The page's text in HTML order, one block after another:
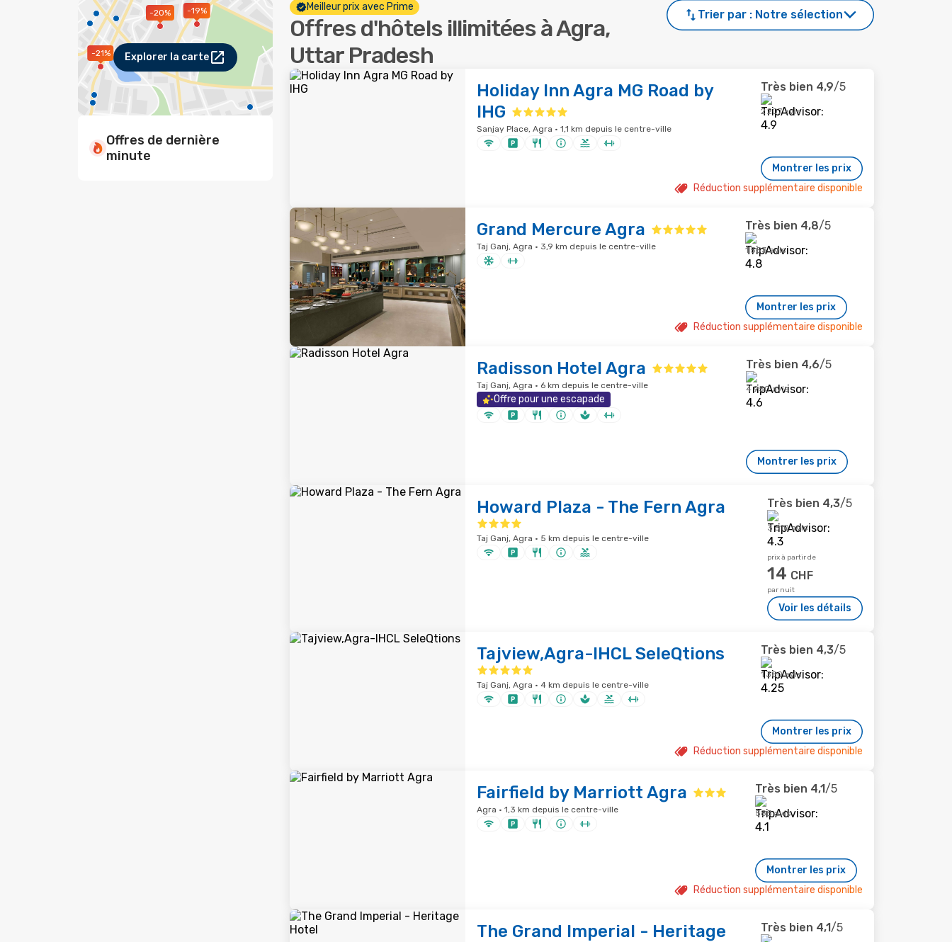
-20%
-21%
-19%
Explorer la carte
Offres de dernière
minute
Meilleur prix avec Prime
Offres d'hôtels illimitées à Agra,
Uttar Pradesh
Trier par : Notre sélection
Holiday Inn Agra MG Road by
IHG
Sanjay Place, Agra · 1,1 km depuis le centre-ville
Très bien 4,9/5
2 207 avis
Montrer les prix
Réduction supplémentaire disponible
Grand Mercure Agra
Taj Ganj, Agra · 3,9 km depuis le centre-ville
Très bien 4,8/5
1 553 avis
Montrer les prix
Réduction supplémentaire disponible
Radisson Hotel Agra
Taj Ganj, Agra · 6 km depuis le centre-ville
Offre pour une escapade
Très bien 4,6/5
4 950 avis
Montrer les prix
Howard Plaza - The Fern Agra
Taj Ganj, Agra · 5 km depuis le centre-ville
Très bien 4,3/5
3 310 avis
prix à partir de
14 CHF
par nuit
Voir les détails
Tajview,Agra-IHCL SeleQtions
Taj Ganj, Agra · 4 km depuis le centre-ville
Très bien 4,3/5
1 380 avis
Montrer les prix
Réduction supplémentaire disponible
Fairfield by Marriott Agra
Agra · 1,3 km depuis le centre-ville
Très bien 4,1/5
585 avis
Montrer les prix
Réduction supplémentaire disponible
The Grand Imperial - Heritage
Très bien 4,1/5